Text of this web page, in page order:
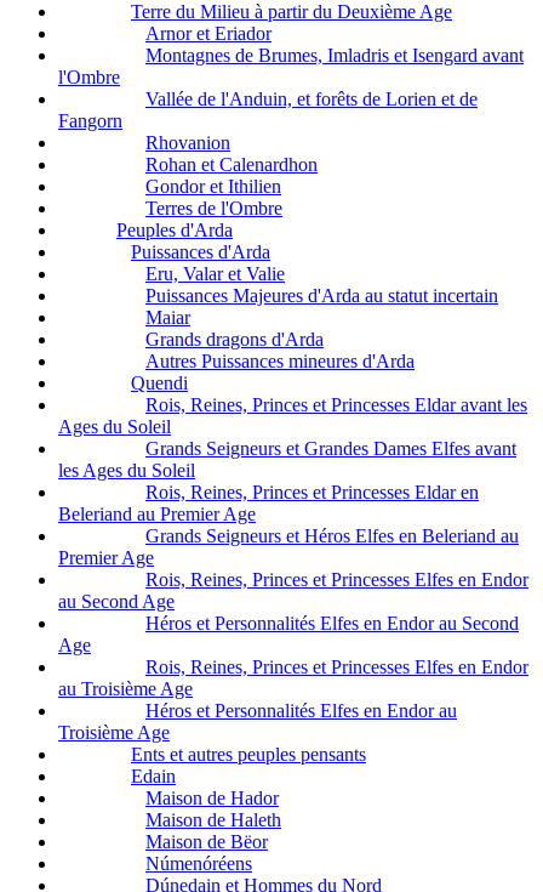
Terre du Milieu à partir du Deuxième Age
Arnor et Eriador
Montagnes de Brumes, Imladris et Isengard avant
l'Ombre
Vallée de l'Anduin, et forêts de Lorien et de
Fangorn
Rhovanion
Rohan et Calenardhon
Gondor et Ithilien
Terres de l'Ombre
Peuples d'Arda
Puissances d'Arda
Eru, Valar et Valie
Puissances Majeures d'Arda au statut incertain
Maiar
Grands dragons d'Arda
Autres Puissances mineures d'Arda
Quendi
Rois, Reines, Princes et Princesses Eldar avant les
Ages du Soleil
Grands Seigneurs et Grandes Dames Elfes avant
les Ages du Soleil
Rois, Reines, Princes et Princesses Eldar en
Beleriand au Premier Age
Grands Seigneurs et Héros Elfes en Beleriand au
Premier Age
Rois, Reines, Princes et Princesses Elfes en Endor
au Second Age
Héros et Personnalités Elfes en Endor au Second
Age
Rois, Reines, Princes et Princesses Elfes en Endor
au Troisième Age
Héros et Personnalités Elfes en Endor au
Troisième Age
Ents et autres peuples pensants
Edain
Maison de Hador
Maison de Haleth
Maison de Bëor
Númenóréens
Dúnedain et Hommes du Nord